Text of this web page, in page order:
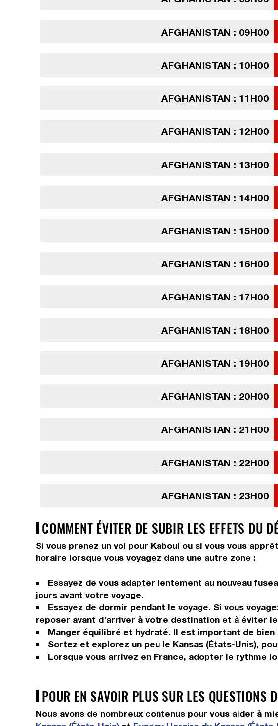
AFGHANISTAN : 09H00
AFGHANISTAN : 10H00
AFGHANISTAN : 11H00
AFGHANISTAN : 12H00
AFGHANISTAN : 13H00
AFGHANISTAN : 14H00
AFGHANISTAN : 15H00
AFGHANISTAN : 16H00
AFGHANISTAN : 17H00
AFGHANISTAN : 18H00
AFGHANISTAN : 19H00
AFGHANISTAN : 20H00
AFGHANISTAN : 21H00
AFGHANISTAN : 22H00
AFGHANISTAN : 23H00
COMMENT ÉVITER DE SUBIR LES EFFETS DU
Si vous prenez un vol pour Kaboul ou si vous vous
horaire lorsque vous voyagez dans une autre zone :
Essayez de vous adapter lentement au nouveau
jours avant votre voyage.
Essayez de dormir pendant le voyage. Si vous
reposer avant d'arriver à votre destination et à éviter
Manger équilibré et hydraté. Il est important de
Sortez et explorez un peu le Kansas (États-Unis),
Lorsque vous arrivez en France, adopter le rythme
POUR EN SAVOIR PLUS SUR LES QUESTIONS
Nous avons de nombreux contenus pour vous aider à